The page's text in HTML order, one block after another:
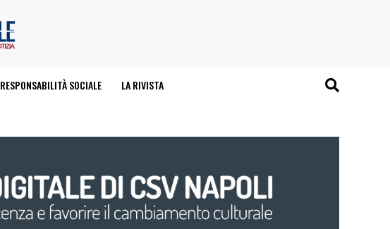
RESPONSABILITÀ SOCIALE LA RIVISTA